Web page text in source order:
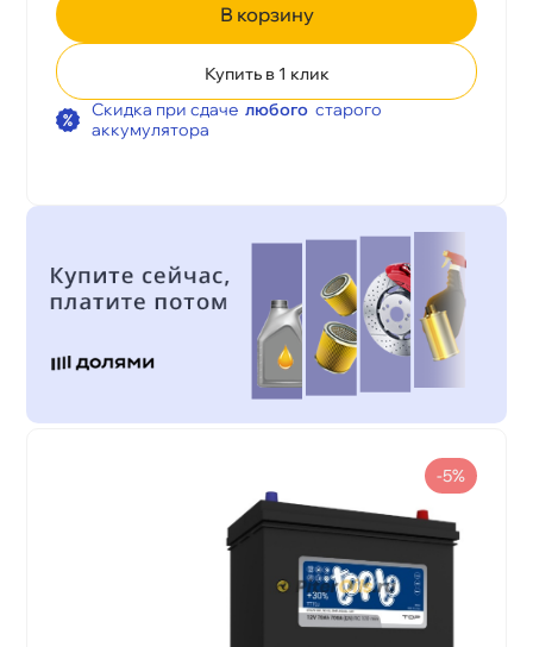
корзину
Купить в 1 клик
Скидка при сдаче любого старого
аккумулятора
-5%